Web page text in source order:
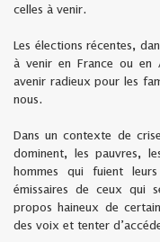
celles à venir.
Les élections récentes,
à venir en France ou en
avenir radieux pour les
nous.
Dans un contexte de
dominent, les pauvres,
hommes qui fuient
émissaires de ceux qui
propos haineux de
des voix et tenter